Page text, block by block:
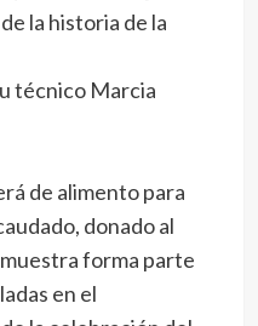
la historia de la
técnico Marcia
de alimento para
donado al
forma parte
en el